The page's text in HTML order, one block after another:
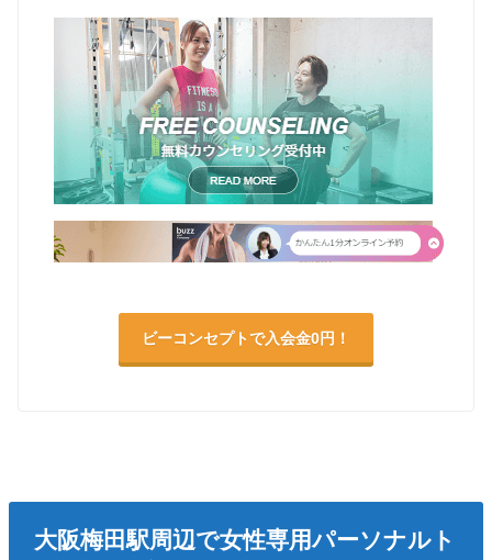
ビーコンセプトで入会金0円！
大阪梅田駅周辺で女性専用パーソナルト